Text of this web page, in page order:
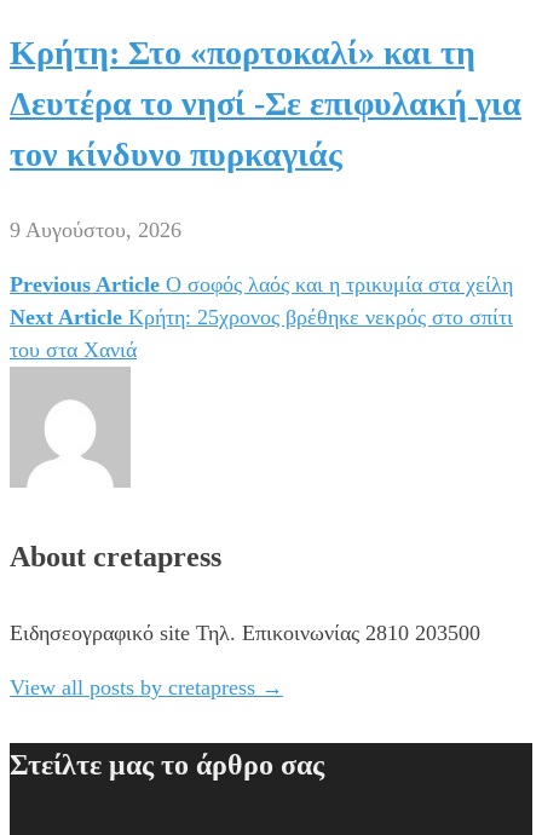
Κρήτη: Στο «πορτοκαλί» και τη
Δευτέρα το νησί -Σε επιφυλακή για
τον κίνδυνο πυρκαγιάς
9 Αυγούστου, 2026
Πλοήγηση
άρθρων
Previous Article Ο σοφός λαός και η τρικυμία στα χείλη
Next Article Κρήτη: 25χρονος βρέθηκε νεκρός στο σπίτι
του στα Χανιά
About cretapress
Ειδησεογραφικό site Τηλ. Επικοινωνίας 2810 203500
View all posts by cretapress →
Στείλτε μας το άρθρο σας